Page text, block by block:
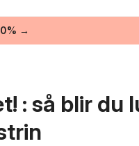
→
: så blir du